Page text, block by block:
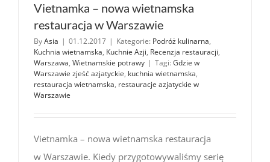
Vietnamka – nowa wietnamska
restauracja w Warszawie
ByAsia | 01.12.2017 | Kategorie: Podróż kulinarna,
Kuchnia wietnamska, Kuchnie Azji, Recenzja restauracji,
Warszawa, Wietnamskie potrawy | Tagi: Gdzie w
Warszawie zjeść azjatyckie, kuchnia wietnamska,
restauracja wietnamska, restauracje azjatyckie w
Warszawie
Vietnamka – nowa wietnamska restauracja
w Warszawie. Kiedy przygotowywaliśmy serię